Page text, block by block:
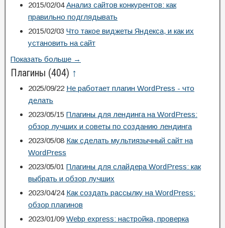
2015/02/04 Анализ сайтов конкурентов: как
правильно подглядывать
2015/02/03 Что такое виджеты Яндекса, и как их
установить на сайт
Показать больше →
Плагины (404) ↑
2025/09/22 Не работает плагин WordPress - что
делать
2023/05/15 Плагины для лендинга на WordPress:
обзор лучших и советы по созданию лендинга
2023/05/08 Как сделать мультиязычный сайт на
WordPress
2023/05/01 Плагины для слайдера WordPress: как
выбрать и обзор лучших
2023/04/24 Как создать рассылку на WordPress:
обзор плагинов
2023/01/09 Webp express: настройка, проверка